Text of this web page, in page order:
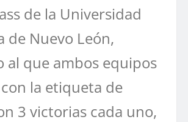
de la Universidad
de Nuevo León,
al que ambos equipos
la etiqueta de
3 victorias cada uno,